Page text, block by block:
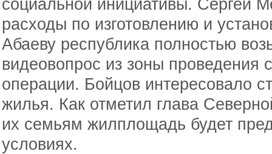
социальной инициативы. Сергей
расходы по изготовлению и
Абаеву республика полностью
видеовопрос из зоны проведения
операции. Бойцов интересовало
жилья. Как отметил глава
их семьям жилплощадь будет
условиях.